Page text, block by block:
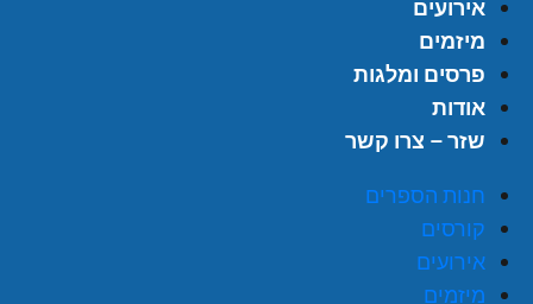
אירועים
מיזמים
פרסים ומלגות
אודות
שזר – צרו קשר
חנות הספרים
קורסים
אירועים
מיזמים